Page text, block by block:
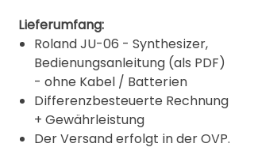
Lieferumfang:
Roland JU-06 - Synthesizer,
Bedienungsanleitung (als PDF)
- ohne Kabel / Batterien
Differenzbesteuerte Rechnung
+ Gewährleistung
Der Versand erfolgt in der OVP.